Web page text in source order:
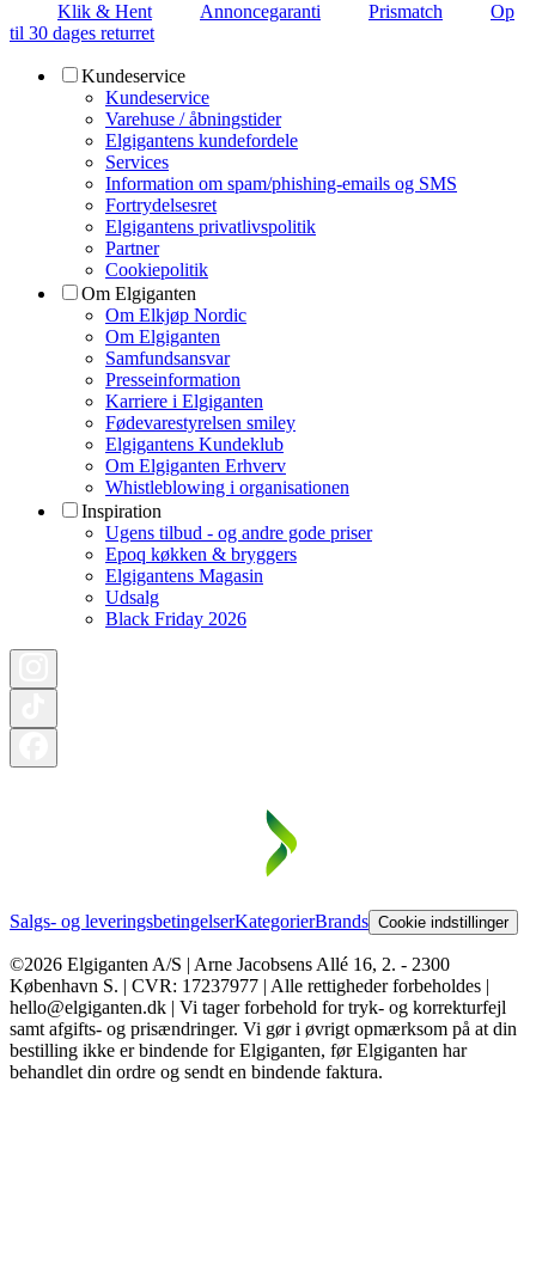
Klik & Hent Annoncegaranti Prismatch
Op
til 30 dages returret
Kundeservice
Kundeservice
Varehuse / åbningstider
Elgigantens kundefordele
Services
Information om spam/phishing-emails og SMS
Fortrydelsesret
Elgigantens privatlivspolitik
Partner
Cookiepolitik
Om Elgiganten
Om Elkjøp Nordic
Om Elgiganten
Samfundsansvar
Presseinformation
Karriere i Elgiganten
Fødevarestyrelsen smiley
Elgigantens Kundeklub
Om Elgiganten Erhverv
Whistleblowing i organisationen
Inspiration
Ugens tilbud - og andre gode priser
Epoq køkken & bryggers
Elgigantens Magasin
Udsalg
Black Friday 2026
Salgs- og leveringsbetingelserKategorierBrands Cookie indstillinger
©2026 Elgiganten A/S | Arne Jacobsens Allé 16, 2. - 2300
København S. | CVR: 17237977 | Alle rettigheder forbeholdes |
hello@elgiganten.dk | Vi tager forbehold for tryk- og korrekturfejl
samt afgifts- og prisændringer. Vi gør i øvrigt opmærksom på at din
bestilling ikke er bindende for Elgiganten, før Elgiganten har
behandlet din ordre og sendt en bindende faktura.